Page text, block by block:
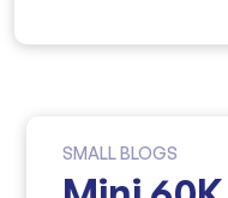
SMALL BLOGS